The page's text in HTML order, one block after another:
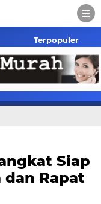
Terpopuler
Siap
dan Rapat